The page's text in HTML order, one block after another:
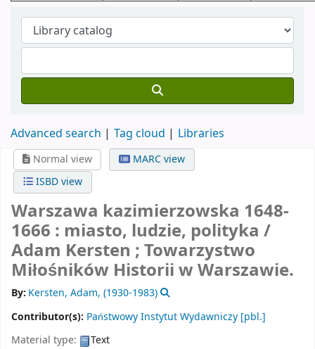
Advanced search Tag cloud Libraries
Normal view
MARC view
ISBD view
Warszawa kazimierzowska 1648-
1666 : miasto, ludzie, polityka /
Adam Kersten ; Towarzystwo
Miłośników Historii w Warszawie.
By: Kersten, Adam, (1930-1983)
Contributor(s): Państwowy Instytut Wydawniczy [pbl.]
Material type:
Text